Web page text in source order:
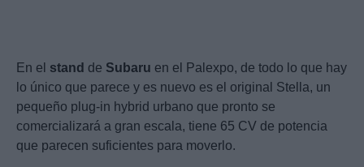
En el stand de Subaru en el Palexpo, de todo lo que hay
lo único que parece y es nuevo es el original Stella, un
pequeño plug-in hybrid urbano que pronto se
comercializará a gran escala, tiene 65 CV de potencia
que parecen suficientes para moverlo.